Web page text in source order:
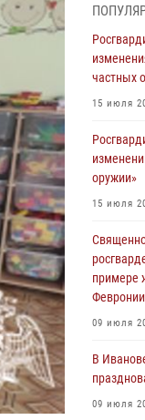
В
День
СОБР
молодежи
27 июля
провели
частных
15 июля
оружии»
15 июля
примере
09 июля
В
09 июля